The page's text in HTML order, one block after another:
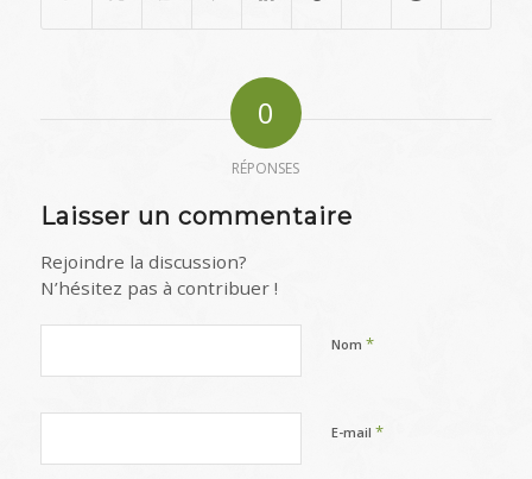
0
RÉPONSES
Laisser un commentaire
Rejoindre la discussion?
N’hésitez pas à contribuer !
Nom *
E-mail *